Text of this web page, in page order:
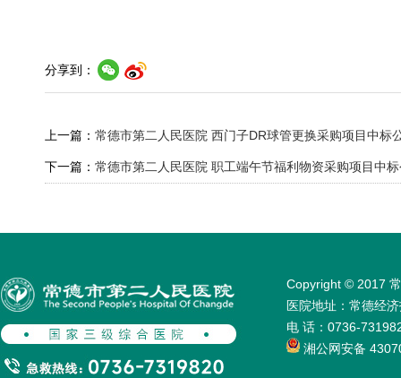
分享到：
上一篇： 常德市第二人民医院 西门子DR球管更换采购项目中标
下一篇： 常德市第二人民医院 职工端午节福利物资采购项目中
Copyright © 2017
医院地址：常德经
电 话：0736-
湘公网安备